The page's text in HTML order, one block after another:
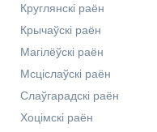
Круглянскі раён
Крычаўскі раён
Магілёўскі раён
Мсціслаўскі раён
Слаўгарадскі раён
Хоцімскі раён